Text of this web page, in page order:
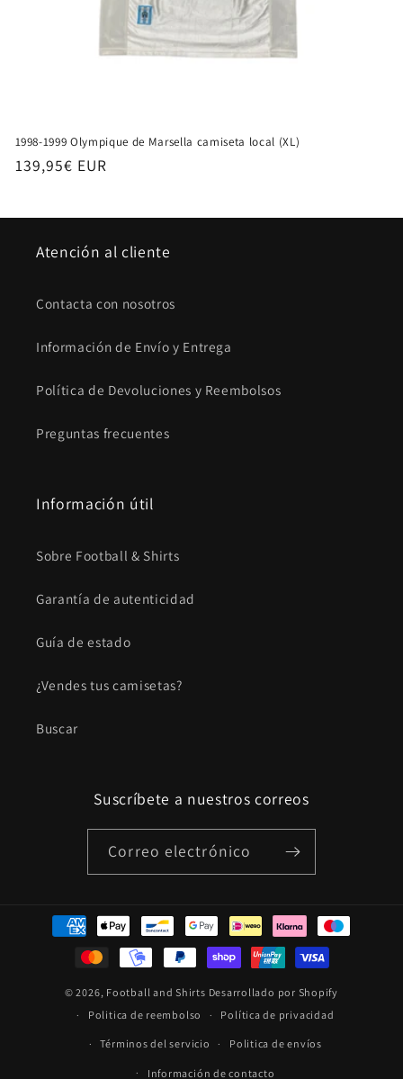
1998-1999 Olympique de Marsella camiseta local (XL)
Precio
139,95€ EUR
Atención al cliente
Contacta con nosotros
Información de Envío y Entrega
Política de Devoluciones y Reembolsos
Preguntas frecuentes
Información útil
Sobre Football & Shirts
Garantía de autenticidad
Guía de estado
¿Vendes tus camisetas?
Buscar
Suscríbete a nuestros correos
Correo electrónico
Formas
© 2026, Football and Shirts Desarrollado por Shopify
Politica de reembolso
Política de privacidad
Términos del servicio Politica de envíos
Información de contacto